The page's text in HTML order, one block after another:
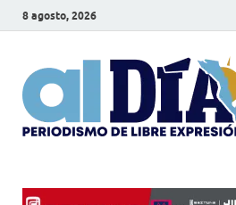
8 agosto, 2026